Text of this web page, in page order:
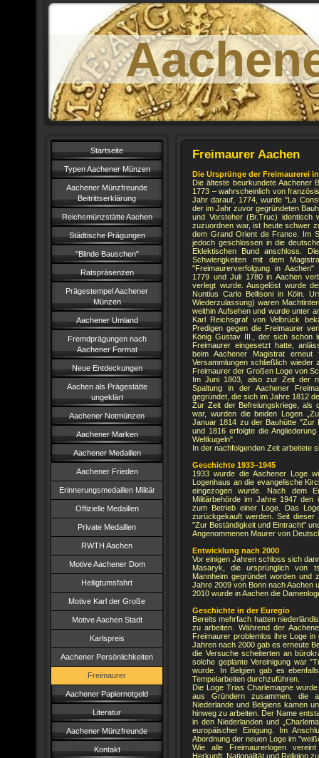
Startseite
Typen Aachener Münzen
Aachener Münzfreunde
Beitrittserklärung
Reichsmünzstätte Aachen
Städtische Prägungen
"Blinde Bauschen"
Ratspräsenzen
Prägestempel Aachener
Münzen
Aachener Umland
Fremdprägungen nach
Aachener Format
Neue Entdeckungen
Aachen als Prägestätte
ungeklärt
Aachener Notmünzen
Aachener Marken
Aachener Medaillen
Aachener Frieden
Erinnerungsmedaillen Militär
Offizielle Medaillen
Private Medaillen
RWTH Aachen
Motive Aachener Dom
Heiligtumsfahrt
Motive Karl der Große
Motive Aachen Stadt
Karlspreis
Aachener Persönlichkeiten
Freimaurer
Aachener Papiernotgeld
Literatur
Aachener Münzfreunde
Kontakt
Freimaurer Aachen
Die Ursprünge der Freimaurerei
Die älteste beurkundete Aachener
1773 – wahrscheinlich von
Jahr darauf, 1774, wurde "La
der im Jahr zuvor gegründeten
und Vorsteher (Br.Truc) identisch
zuzuordnen war, ist heute schwer
dem Grand Orient de France. Im
jedoch geschlossen in die
Eklektischen Bund anschloss.
Schwierigkeiten mit dem
"Freimaurerverfolgung in
1779 und Juli 1780 in Aachen
verlegt wurde. Ausgelöst wurde
Nuntius Carlo Bellisoni in Köln.
Wiederzulassung) waren
weithin Aufsehen und wurde unter
Karl Reichsgraf von Velbrück
Predigen gegen die Freimaurer
König Gustav III., der sich schon
Freimaurer eingesetzt hatte,
beim Aachener Magistrat
Versammlungen schließlich
Freimaurer der Großen Loge von
Im Juni 1803, also zur Zeit der
Spaltung in der Aachener
gegründet, die sich im Jahre 1812
Zur Zeit der Befreiungskriege, als
war, wurden die beiden Logen
Januar 1814 zu der Bauhütte "Zur
und 1816 erfolgte die
Weltkugeln".
In der nachfolgenden Zeit arbeitete
Geschichte 1933–1945
1933 wurde die Aachener Loge
Logenhaus an die evangelische
eingezogen wurde. Nach dem
Militärbehörde im Jahre 1947 den
zum Betrieb einer Loge. Das
zurückgekauft werden. Seit
"Zur Beständigkeit und Eintracht"
Angenommenen Maurer von
Entwicklung nach 2000
Vor einigen Jahren schloss sich
Masaryk, die ursprünglich von
Mannheim gegründet worden und
Jahre 2009 von Bonn nach Aachen
2010 wurde in Aachen die
Geschichte in der Euregio
Bereits mehrfach hatten
zu arbeiten. Während der
Freimaurer problemlos ihre Loge
Jahren nach 2000 gab es erneute
die Versuche scheiterten an
solche geplante Vereinigung war
wurde. In Belgien gab es
Tempelarbeiten durchzuführen.
Die Loge Trias Charlemagne
aus Gründern zusammen, die
Niederlande und Belgiens kamen
hinweg zu arbeiten. Der Name
in den Niederlanden und
europäischer Einigung. Im
Abordnung der neuen Loge im
Wie alle Freimaurerlogen
Herkunft, Nationalität und Religion